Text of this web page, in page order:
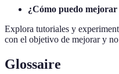
¿Cómo puedo
Explora tutoriales y
con el objetivo de mejorar y no
Glossaire